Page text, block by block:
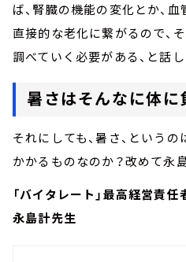
ば、腎臓の機能の変化とか、
直接的な老化に繋がるので、
調べていく必要がある、と話し
暑さはそんなに体に
それにしても、暑さ、という
かかるものなのか？改めて永
「バイタレート」最高経営
永島計先生